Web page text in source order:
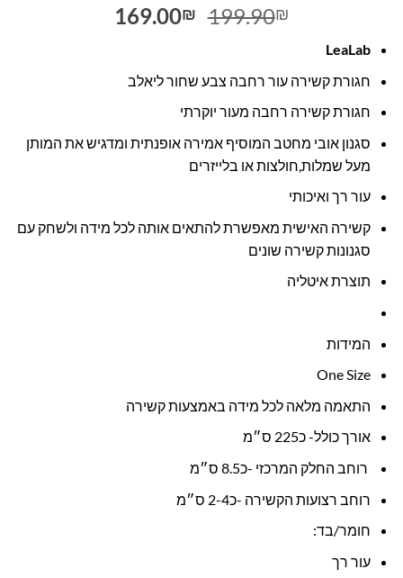
199.90₪
המחיר
199.90₪.
169.00₪
LeaLab
חגורת קשירה עור רחבה צבע שחור ליאלב
חגורת קשירה רחבה מעור יוקרתי
סגנון אובי מחטב המוסיף אמירה אופנתית ומדגיש את המותן
מעל שמלות,חולצות או בלייזרים
עור רך ואיכותי
קשירה האישית מאפשרת להתאים אותה לכל מידה ולשחק עם
סגנונות קשירה שונים
תוצרת איטליה
המידות
One Size
התאמה מלאה לכל מידה באמצעות קשירה
אורך כולל- כ225 ס״מ
רוחב החלק המרכזי -כ8.5 ס״מ
רוחב רצועות הקשירה -כ2-4 ס״מ
חומר/בד:
עור רך